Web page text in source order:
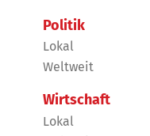
Politik
Lokal
Weltweit
Wirtschaft
Lokal